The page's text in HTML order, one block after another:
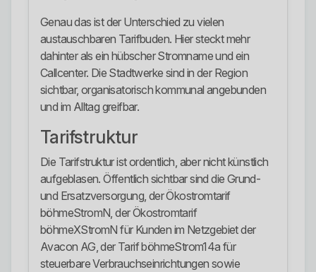
Genau das ist der Unterschied zu vielen
austauschbaren Tarifbuden. Hier steckt mehr
dahinter als ein hübscher Stromname und ein
Callcenter. Die Stadtwerke sind in der Region
sichtbar, organisatorisch kommunal angebunden
und im Alltag greifbar.
Tarifstruktur
Die Tarifstruktur ist ordentlich, aber nicht künstlich
aufgeblasen. Öffentlich sichtbar sind die Grund-
und Ersatzversorgung, der Ökostromtarif
böhmeStromN, der Ökostromtarif
böhmeXStromN für Kunden im Netzgebiet der
Avacon AG, der Tarif böhmeStrom14a für
steuerbare Verbrauchseinrichtungen sowie